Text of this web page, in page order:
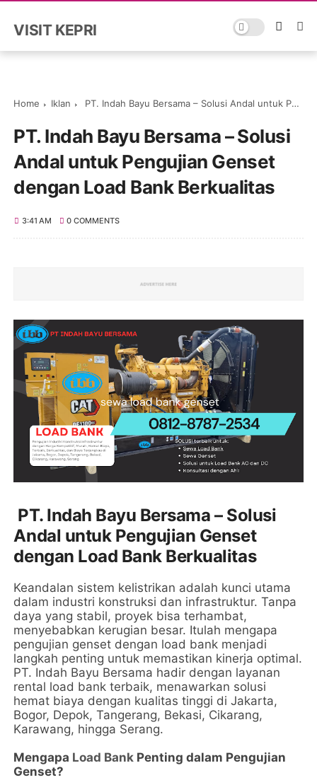
VISIT KEPRI
Home Iklan PT. Indah Bayu Bersama – Solusi Andal untuk Pengujian Genset dengan Load Bank Berkualitas
PT. Indah Bayu Bersama – Solusi
Andal untuk Pengujian Genset
dengan Load Bank Berkualitas
3:41 AM 0 COMMENTS
PT. Indah Bayu Bersama – Solusi
Andal untuk Pengujian Genset
dengan Load Bank Berkualitas
Keandalan sistem kelistrikan adalah kunci utama
dalam industri konstruksi dan infrastruktur. Tanpa
daya yang stabil, proyek bisa terhambat,
menyebabkan kerugian besar. Itulah mengapa
pengujian genset dengan load bank menjadi
langkah penting untuk memastikan kinerja optimal.
PT. Indah Bayu Bersama hadir dengan layanan
rental load bank terbaik, menawarkan solusi
hemat biaya dengan kualitas tinggi di Jakarta,
Bogor, Depok, Tangerang, Bekasi, Cikarang,
Karawang, hingga Serang.
Mengapa Load Bank Penting dalam Pengujian
Genset?